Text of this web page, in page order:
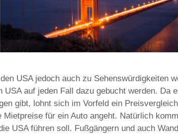
USA jedoch auch zu Sehenswürdigkeiten
USA auf jeden Fall dazu gebucht werden. Da
gibt, lohnt sich im Vorfeld ein
Mietpreise für ein Auto angeht. Natürlich
USA führen soll. Fußgängern und auch